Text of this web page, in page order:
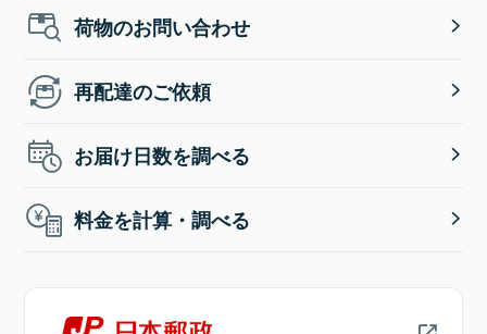
荷物のお問い合わせ
再配達のご依頼
お届け日数を調べる
料金を計算・調べる